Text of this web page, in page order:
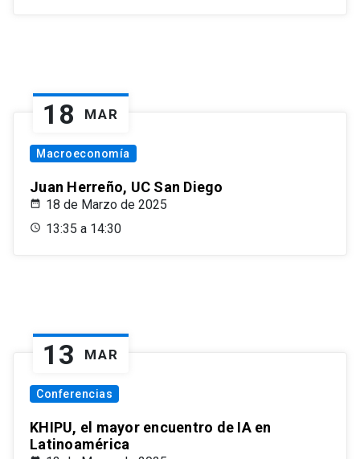
18 MAR
Macroeconomía
Juan Herreño, UC San Diego
18 de Marzo de 2025
13:35 a 14:30
13 MAR
Conferencias
KHIPU, el mayor encuentro de IA en
Latinoamérica